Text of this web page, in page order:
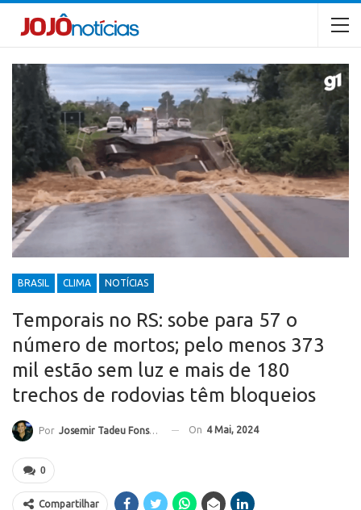
BRASIL CLIMA NOTÍCIAS
Temporais no RS: sobe para 57 o
número de mortos; pelo menos 373
mil estão sem luz e mais de 180
trechos de rodovias têm bloqueios
Por Josemir Tadeu Fonseca On 4 Mai, 2024
0
Compartilhar